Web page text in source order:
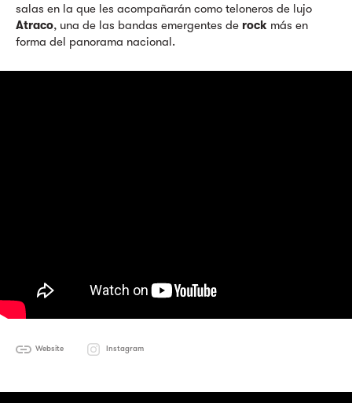
salas en la que les acompañarán como teloneros de lujo
Atraco, una de las bandas emergentes de rock más en
forma del panorama nacional.
Website Instagram